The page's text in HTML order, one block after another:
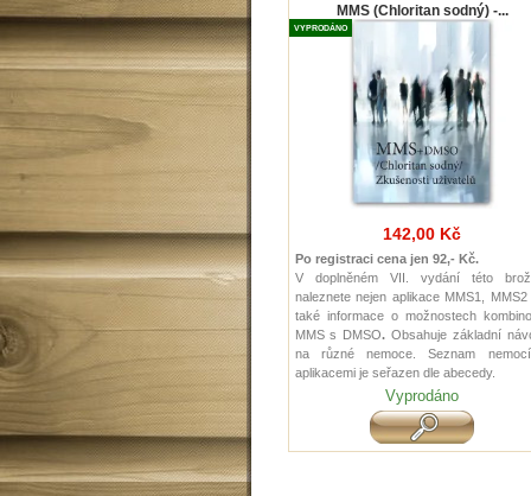
MMS (Chloritan sodný) -...
VYPRODÁNO
142,00 Kč
Po registraci cena jen 92,- Kč.
V doplněném VII. vydání této
naleznete nejen aplikace MMS1, MMS2
také informace o možnostech
MMS s DMSO. Obsahuje základní
na různé nemoce. Seznam
aplikacemi je seřazen dle abecedy.
Vyprodáno